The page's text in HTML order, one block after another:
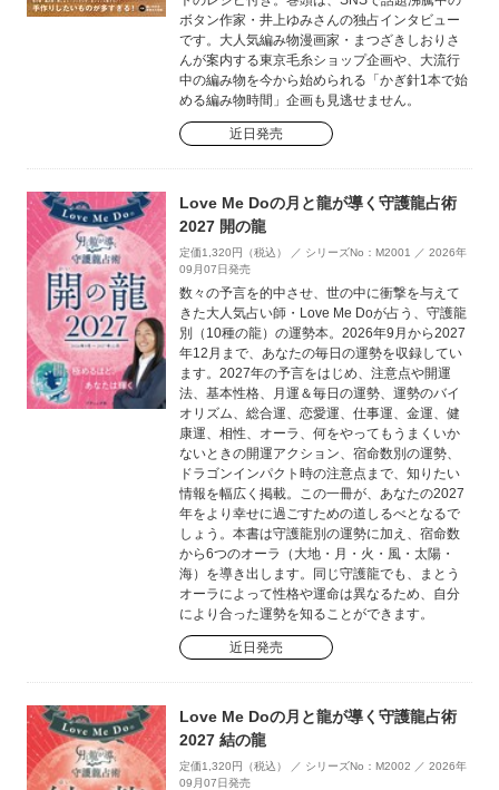
ボタン作家・井上ゆみさんの独占インタビュー
です。大人気編み物漫画家・まつざきしおりさ
んが案内する東京毛糸ショップ企画や、大流行
中の編み物を今から始められる「かぎ針1本で始
める編み物時間」企画も見逃せません。
近日発売
Love Me Doの月と龍が導く守護龍占術
2027 開の龍
定価1,320円（税込） ／ シリーズNo：M2001 ／ 2026年
09月07日発売
数々の予言を的中させ、世の中に衝撃を与えて
きた大人気占い師・Love Me Doが占う、守護龍
別（10種の龍）の運勢本。2026年9月から2027
年12月まで、あなたの毎日の運勢を収録してい
ます。2027年の予言をはじめ、注意点や開運
法、基本性格、月運＆毎日の運勢、運勢のバイ
オリズム、総合運、恋愛運、仕事運、金運、健
康運、相性、オーラ、何をやってもうまくいか
ないときの開運アクション、宿命数別の運勢、
ドラゴンインパクト時の注意点まで、知りたい
情報を幅広く掲載。この一冊が、あなたの2027
年をより幸せに過ごすための道しるべとなるで
しょう。本書は守護龍別の運勢に加え、宿命数
から6つのオーラ（大地・月・火・風・太陽・
海）を導き出します。同じ守護龍でも、まとう
オーラによって性格や運命は異なるため、自分
により合った運勢を知ることができます。
近日発売
Love Me Doの月と龍が導く守護龍占術
2027 結の龍
定価1,320円（税込） ／ シリーズNo：M2002 ／ 2026年
09月07日発売